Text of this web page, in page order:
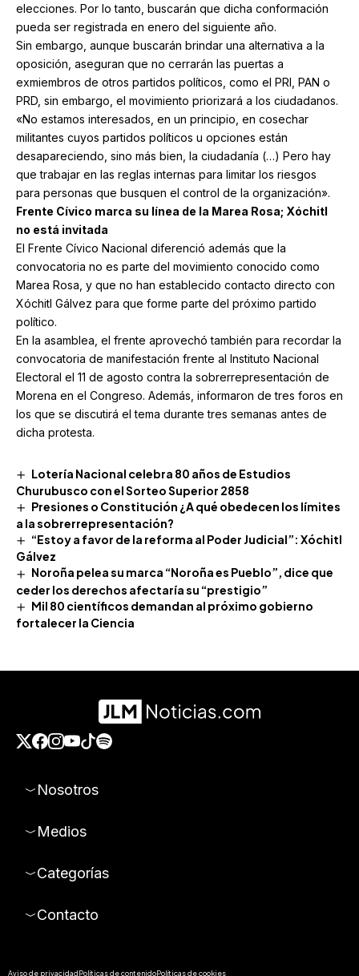
elecciones. Por lo tanto, buscarán que dicha conformación
pueda ser registrada en enero del siguiente año.
Sin embargo, aunque buscarán brindar una alternativa a la
oposición, aseguran que no cerrarán las puertas a
exmiembros de otros partidos políticos, como el PRI, PAN o
PRD, sin embargo, el movimiento priorizará a los ciudadanos.
«No estamos interesados, en un principio, en cosechar
militantes cuyos partidos políticos u opciones están
desapareciendo, sino más bien, la ciudadanía (…) Pero hay
que trabajar en las reglas internas para limitar los riesgos
para personas que busquen el control de la organización».
Frente Cívico marca su línea de la Marea Rosa; Xóchitl
no está invitada
El Frente Cívico Nacional diferenció además que la
convocatoria no es parte del movimiento conocido como
Marea Rosa, y que no han establecido contacto directo con
Xóchitl Gálvez para que forme parte del próximo partido
político.
En la asamblea, el frente aprovechó también para recordar la
convocatoria de manifestación frente al Instituto Nacional
Electoral el 11 de agosto contra la sobrerrepresentación de
Morena en el Congreso. Además, informaron de tres foros en
los que se discutirá el tema durante tres semanas antes de
dicha protesta.
Lotería Nacional celebra 80 años de Estudios
Churubusco con el Sorteo Superior 2858
Presiones o Constitución ¿A qué obedecen los límites
a la sobrerrepresentación?
“Estoy a favor de la reforma al Poder Judicial”: Xóchitl
Gálvez
Noroña pelea su marca “Noroña es Pueblo”, dice que
ceder los derechos afectaría su “prestigio”
Mil 80 científicos demandan al próximo gobierno
fortalecer la Ciencia
Nosotros
Medios
Categorías
Contacto
Aviso de privacidadPolíticas de contenidoPolíticas de cookies